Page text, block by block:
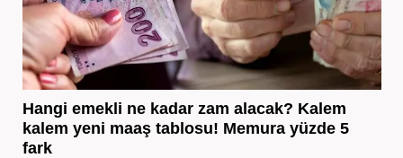
Hangi emekli ne kadar zam alacak? Kalem
kalem yeni maaş tablosu! Memura yüzde 5
fark